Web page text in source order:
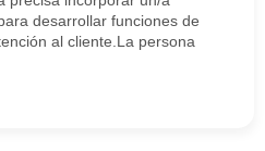
desarrollar funciones de
al cliente.La persona